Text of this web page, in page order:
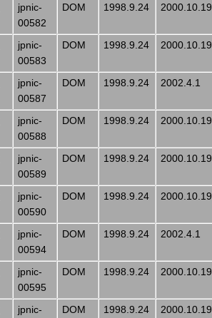
jpnic-
00582
DOM 1998.9.24 2000.10.19
jpnic-
00583
DOM 1998.9.24 2000.10.19
jpnic-
00587
DOM 1998.9.24 2002.4.1
jpnic-
00588
DOM 1998.9.24 2000.10.19
jpnic-
00589
DOM 1998.9.24 2000.10.19
jpnic-
00590
DOM 1998.9.24 2000.10.19
jpnic-
00594
DOM 1998.9.24 2002.4.1
jpnic-
00595
DOM 1998.9.24 2000.10.19
jpnic-
DOM 1998.9.24 2000.10.19